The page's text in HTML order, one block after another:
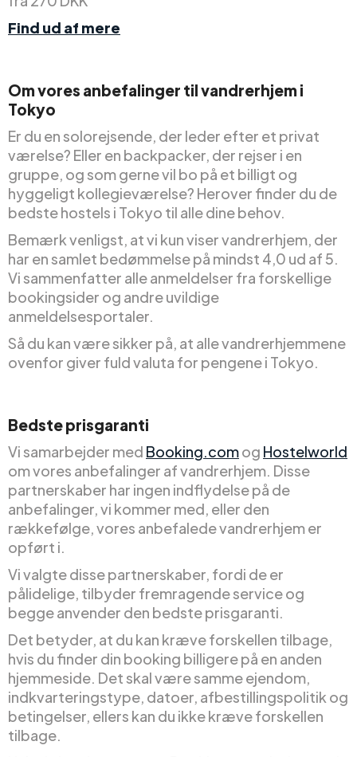
Find ud af mere
Om vores anbefalinger til vandrerhjem i
Tokyo
Er du en solorejsende, der leder efter et privat
værelse? Eller en backpacker, der rejser i en
gruppe, og som gerne vil bo på et billigt og
hyggeligt kollegieværelse? Herover finder du de
bedste hostels i Tokyo til alle dine behov.
Bemærk venligst, at vi kun viser vandrerhjem, der
har en samlet bedømmelse på mindst 4,0 ud af 5.
Vi sammenfatter alle anmeldelser fra forskellige
bookingsider og andre uvildige
anmeldelsesportaler.
Så du kan være sikker på, at alle vandrerhjemmene
ovenfor giver fuld valuta for pengene i Tokyo.
Bedste prisgaranti
Vi samarbejder med Booking.comog Hostelworld
om vores anbefalinger af vandrerhjem. Disse
partnerskaber har ingen indflydelse på de
anbefalinger, vi kommer med, eller den
rækkefølge, vores anbefalede vandrerhjem er
opført i.
Vi valgte disse partnerskaber, fordi de er
pålidelige, tilbyder fremragende service og
begge anvender den bedste prisgaranti.
Det betyder, at du kan kræve forskellen tilbage,
hvis du finder din booking billigere på en anden
hjemmeside. Det skal være samme ejendom,
indkvarteringstype, datoer, afbestillingspolitik og
betingelser, ellers kan du ikke kræve forskellen
tilbage.